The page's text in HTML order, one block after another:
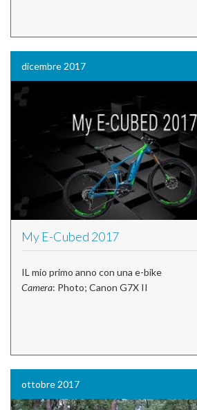
dicembre 2017
My E-Cubed 2017
IL mio primo anno con una e-bike
Camera: Photo; Canon G7X II
ottobre 2017